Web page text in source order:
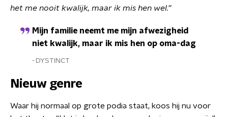
het me nooit kwalijk, maar ik mis hen wel.”
Mijn familie neemt me mijn afwezigheid
niet kwalijk, maar ik mis hen op oma-dag
DYSTINCT
Nieuw genre
Waar hij normaal op grote podia staat, koos hij nu voor